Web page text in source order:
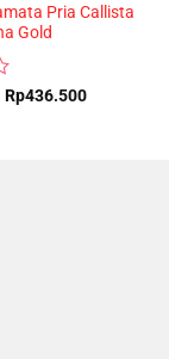
Pria Callista
Gold
Original
price
Rp436.500Current